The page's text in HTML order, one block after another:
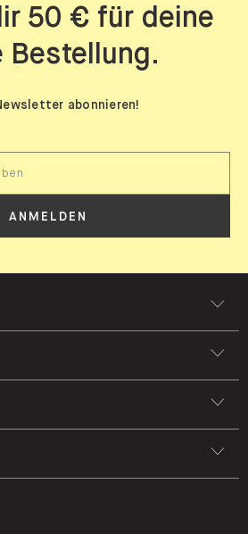
50 € für deine
Bestellung.
abonnieren!
ANMELDEN